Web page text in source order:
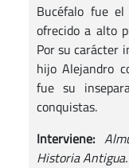
Bucéfalo fue
ofrecido a alto
Por su carácter
hijo Alejandro
fue su
conquistas.
Interviene:
Historia Antigua.